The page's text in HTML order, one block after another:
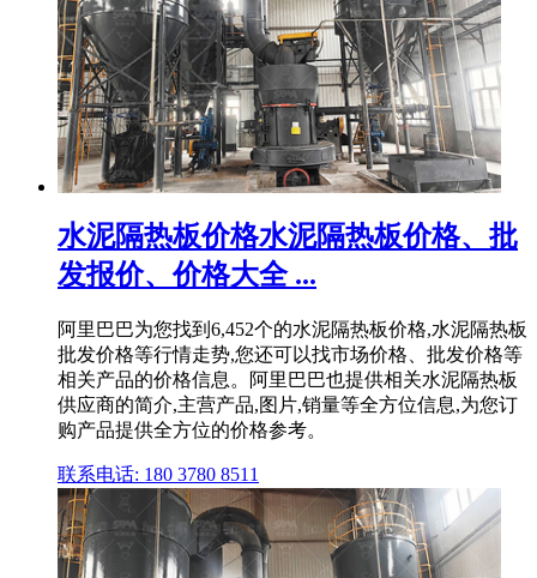
水泥隔热板价格水泥隔热板价格、批
发报价、价格大全 ...
阿里巴巴为您找到6,452个的水泥隔热板价格,水泥隔热板
批发价格等行情走势,您还可以找市场价格、批发价格等
相关产品的价格信息。阿里巴巴也提供相关水泥隔热板
供应商的简介,主营产品,图片,销量等全方位信息,为您订
购产品提供全方位的价格参考。
联系电话: 180 3780 8511